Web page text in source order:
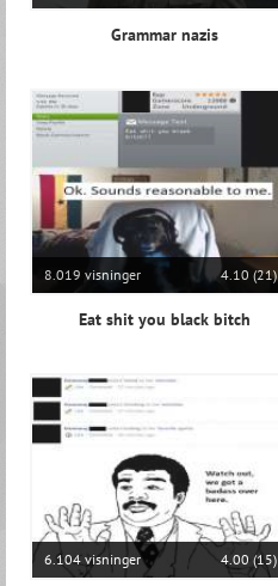
Grammar nazis
8.019 visninger 4.10 (21)
Eat shit you black bitch
6.104 visninger 4.00 (15)